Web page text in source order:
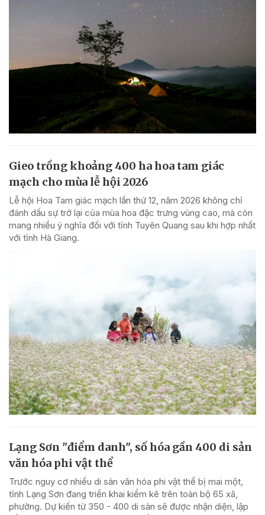
Gieo trồng khoảng 400 ha hoa tam giác
mạch cho mùa lễ hội 2026
Lễ hội Hoa Tam giác mạch lần thứ 12, năm 2026 không chỉ
đánh dấu sự trở lại của mùa hoa đặc trưng vùng cao, mà còn
mang nhiều ý nghĩa đối với tỉnh Tuyên Quang sau khi hợp nhất
với tỉnh Hà Giang.
Lạng Sơn "điểm danh", số hóa gần 400 di sản
văn hóa phi vật thể
Trước nguy cơ nhiều di sản văn hóa phi vật thể bị mai một,
tỉnh Lạng Sơn đang triển khai kiểm kê trên toàn bộ 65 xã,
phường. Dự kiến từ 350 - 400 di sản sẽ được nhận diện, lập